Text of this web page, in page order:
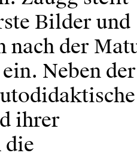
Bilder und
nach der
Neben der
ihrer
die